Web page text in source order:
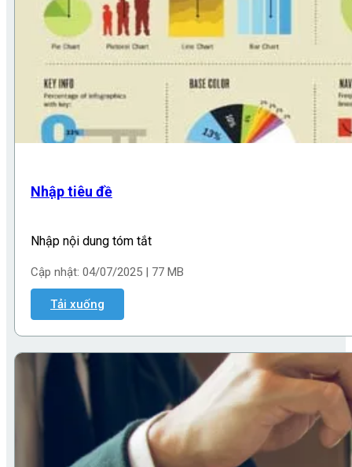
Nhập tiêu đề
Nhập nội dung tóm tắt
Cập nhật: 04/07/2025 | 77 MB
Tải xuống